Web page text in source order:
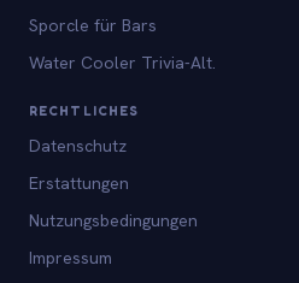
Sporcle für Bars
Water Cooler Trivia-Alt.
RECHTLICHES
Datenschutz
Erstattungen
Nutzungsbedingungen
Impressum